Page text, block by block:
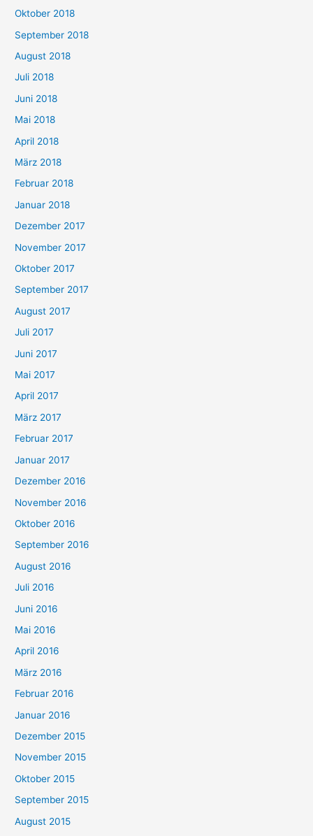
Oktober 2018
September 2018
August 2018
Juli 2018
Juni 2018
Mai 2018
April 2018
März 2018
Februar 2018
Januar 2018
Dezember 2017
November 2017
Oktober 2017
September 2017
August 2017
Juli 2017
Juni 2017
Mai 2017
April 2017
März 2017
Februar 2017
Januar 2017
Dezember 2016
November 2016
Oktober 2016
September 2016
August 2016
Juli 2016
Juni 2016
Mai 2016
April 2016
März 2016
Februar 2016
Januar 2016
Dezember 2015
November 2015
Oktober 2015
September 2015
August 2015